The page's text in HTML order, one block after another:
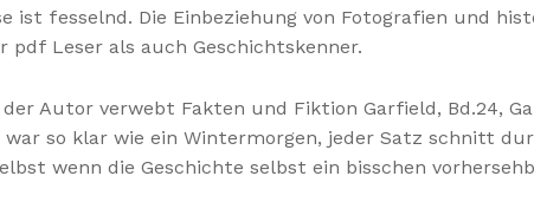
fesselnd. Die Einbeziehung von Fotografien und
Leser als auch Geschichtskenner.
Autor verwebt Fakten und Fiktion Garfield, Bd.24,
so klar wie ein Wintermorgen, jeder Satz schnitt
wenn die Geschichte selbst ein bisschen